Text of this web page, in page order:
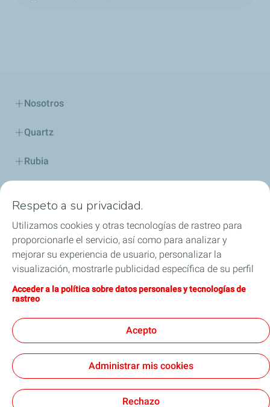
Nosotros
Quartz
Rubia
Distribuidores
TWC
Competición
Legal Cookies
Respeto a su privacidad.
Utilizamos cookies y otras tecnologías de rastreo para
proporcionarle el servicio, así como para analizar y
mejorar su experiencia de usuario, personalizar la
visualización, mostrarle publicidad específica de su perfil
en este sitio y en nuestros sitios asociados, y permitirle
compartir nuestro contenido en las redes sociales. Puede
momento haciendo clic en el botón «Gérer mes cookies»
(Gestionar cookies). Al hacer clic en el botón «J’accepte»
(Aceptar), nos autoriza a depositar la totalidad de las
cookies. Si hace clic en «Je refuse» (Rechazar),
estrictamente necesarias para el correcto funcionamiento
Acceder a la política sobre datos personales y tecnologías de
rastreo
Acepto
Administrar mis cookies
Rechazo